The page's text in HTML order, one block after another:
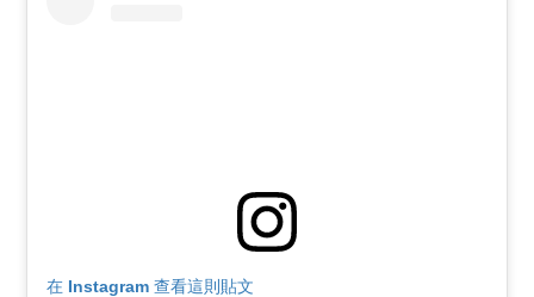
在 Instagram 查看這則貼文